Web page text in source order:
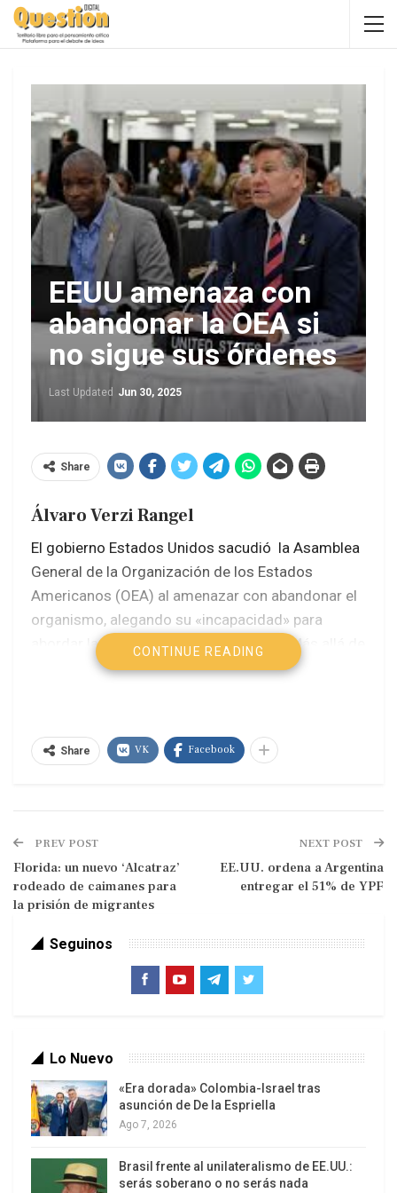
EEUU amenaza con
abandonar la OEA si
no sigue sus órdenes
Last Updated Jun 30, 2025
Share
Álvaro Verzi Rangel
El gobierno Estados Unidos sacudió la Asamblea
General de la Organización de los Estados
Americanos (OEA) al amenazar con abandonar el
organismo, alegando su «incapacidad» para
abordar las crisis en Venezuela y Haití. Más allá de
la importancia política del único foro
representan la mitad del presupuesto del
organismo.
anual de la organización y no influye en su agenda
geopolítica.
La amenaza cobra mayor dramatismo habiendo
Pese a sus críticas al multilateralismo y sus
recortes presupuestarios a Naciones Unidas y
otros organismos mundiales, el gobierno de
Trump no había sido hasta ahora tan abiertamente
crítico con la OEA. Ni siquiera lo fue en marzo
pasado, cuando una alianza entre países
CONTINUE READING
Share VK Facebook
PREV POST
Florida: un nuevo ‘Alcatraz’
rodeado de caimanes para
la prisión de migrantes
NEXT POST
EE.UU. ordena a Argentina
entregar el 51% de YPF
Seguinos
Lo Nuevo
«Era dorada» Colombia-Israel tras
asunción de De la Espriella
Ago 7, 2026
Brasil frente al unilateralismo de EE.UU.:
serás soberano o no serás nada